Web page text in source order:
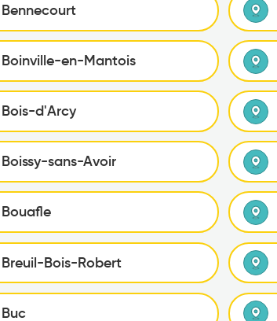
Bennecourt
Boinville-en-Mantois
Bois-d'Arcy
Boissy-sans-Avoir
Bouafle
Breuil-Bois-Robert
Buc